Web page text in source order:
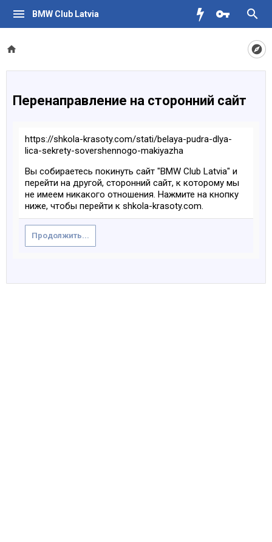
BMW Club Latvia
Перенаправление на сторонний сайт
https://shkola-krasoty.com/stati/belaya-pudra-dlya-
lica-sekrety-sovershennogo-makiyazha
Вы собираетесь покинуть сайт "BMW Club Latvia" и
перейти на другой, сторонний сайт, к которому мы
не имеем никакого отношения. Нажмите на кнопку
ниже, чтобы перейти к shkola-krasoty.com.
Продолжить...